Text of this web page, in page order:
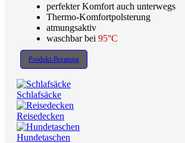
perfekter Komfort auch unterwegs
Thermo-Komfortpolsterung
atmungsaktiv
waschbar bei 95°C
Produkt-Beratung
Schlafsäcke
Reisedecken
Hundetaschen